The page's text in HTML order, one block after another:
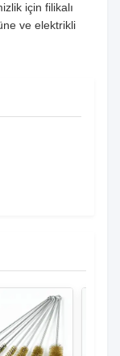
için filikalı
ve elektrikli